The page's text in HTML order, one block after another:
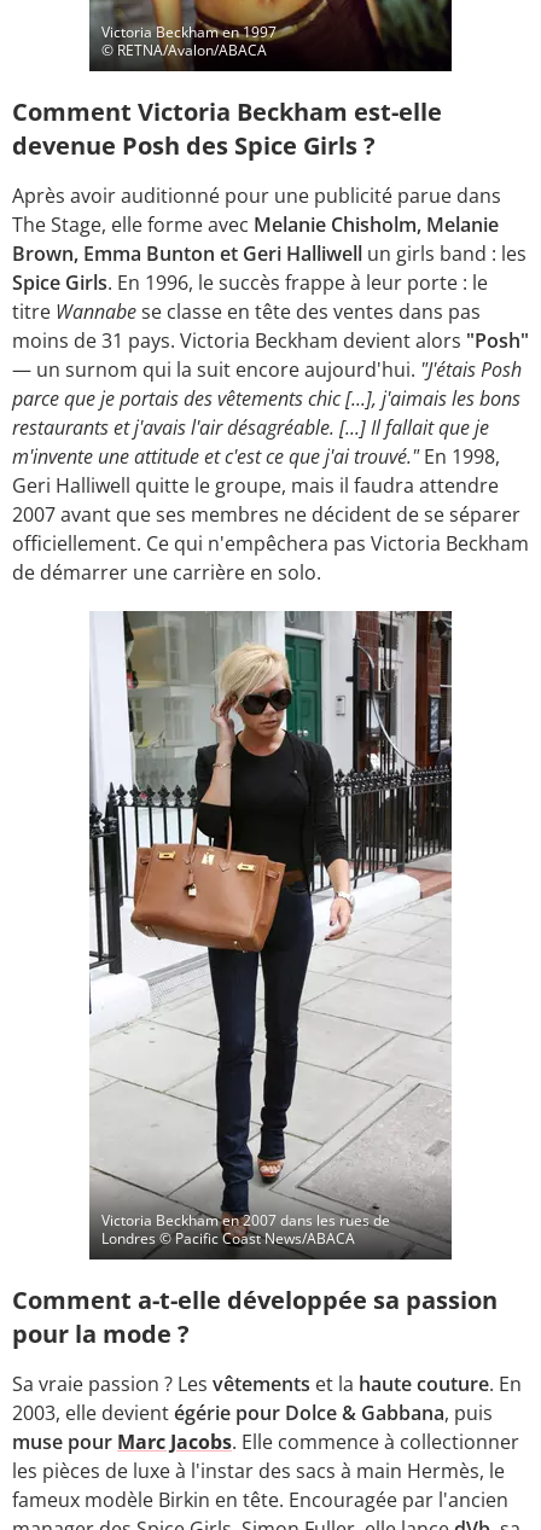
Victoria Beckham en 1997
© RETNA/Avalon/ABACA
Comment Victoria Beckham est-elle
devenue Posh des Spice Girls ?
Après avoir auditionné pour une publicité parue dans
The Stage, elle forme avec Melanie Chisholm, Melanie
Brown, Emma Bunton et Geri Halliwell un girls band : les
Spice Girls. En 1996, le succès frappe à leur porte : le
titre Wannabese classe en tête des ventes dans pas
moins de 31 pays. Victoria Beckham devient alors "Posh"
— un surnom qui la suit encore aujourd'hui. "J'étais Posh
parce que je portais des vêtements chic [...], j'aimais les bons
restaurants et j'avais l'air désagréable. [...] Il fallait que je
m'invente une attitude et c'est ce que j'ai trouvé."En 1998,
Geri Halliwell quitte le groupe, mais il faudra attendre
2007 avant que ses membres ne décident de se séparer
officiellement. Ce qui n'empêchera pas Victoria Beckham
de démarrer une carrière en solo.
Victoria Beckham en 2007 dans les rues de
Londres© Pacific Coast News/ABACA
Comment a-t-elle développée sa passion
pour la mode ?
Sa vraie passion ? Les vêtements et la haute couture. En
2003, elle devientégérie pour Dolce & Gabbana, puis
muse pour Marc Jacobs. Elle commence à collectionner
les pièces de luxe à l'instar des sacs à main Hermès, le
fameux modèle Birkin en tête. Encouragée par l'ancien